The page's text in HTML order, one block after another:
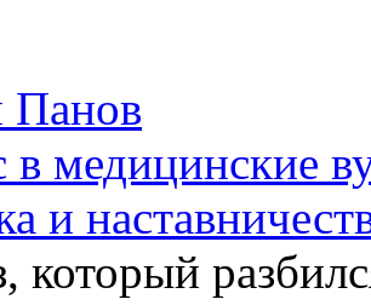
Панов
в медицинские
и
который